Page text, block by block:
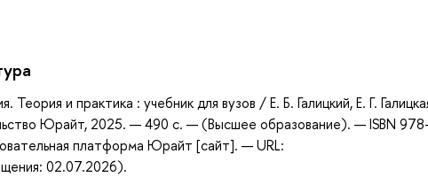
Теория и практика : учебник для вузов / Е. Б. Галицкий, Е. Г.
Юрайт, 2025. — 490 с. — (Высшее образование). — ISBN
платформа Юрайт [сайт]. — URL:
02.07.2026).